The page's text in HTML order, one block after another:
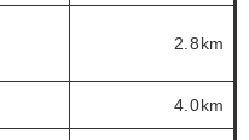
2.8km
4.0km